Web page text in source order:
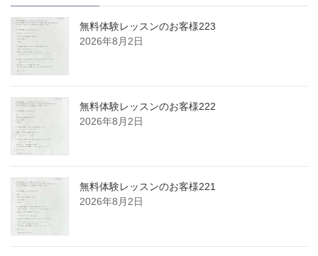
無料体験レッスンのお客様223
2026年8月2日
無料体験レッスンのお客様222
2026年8月2日
無料体験レッスンのお客様221
2026年8月2日